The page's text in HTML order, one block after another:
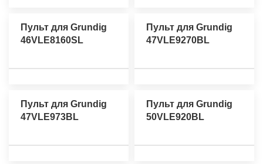
Пульт для Grundig
46VLE8160SL
Пульт для Grundig
47VLE9270BL
Пульт для Grundig
47VLE973BL
Пульт для Grundig
50VLE920BL